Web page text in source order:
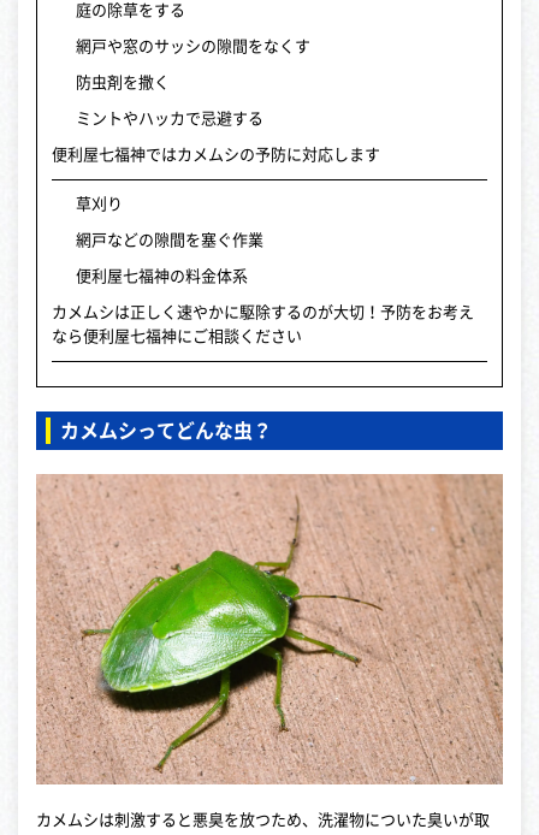
庭の除草をする
網戸や窓のサッシの隙間をなくす
防虫剤を撒く
ミントやハッカで忌避する
便利屋七福神ではカメムシの予防に対応します
草刈り
網戸などの隙間を塞ぐ作業
便利屋七福神の料金体系
カメムシは正しく速やかに駆除するのが大切！予防をお考え
なら便利屋七福神にご相談ください
カメムシってどんな虫？
カメムシは刺激すると悪臭を放つため、洗濯物についた臭いが取